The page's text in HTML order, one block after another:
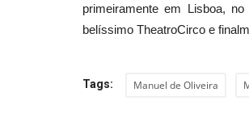
primeiramente em Lisboa,
belíssimo TheatroCirco e
Tags: Manuel de Oliveira